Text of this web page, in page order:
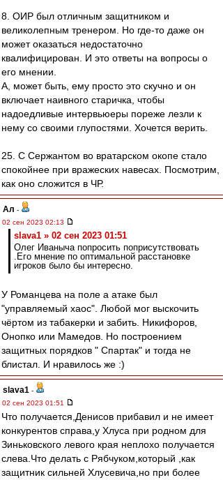
8. ОИР был отличным защитником и
великолепным тренером. Но где-то даже он
может оказаться недостаточно
квалифицирован. И это ответы на вопросы о
его мнении.
А, может быть, ему просто это скучно и он
включает наивного старичка, чтобы
надоедливые интервьюеры пореже лезли к
нему со своими глупостями. Хочется верить.
25. С Сержантом во вратарском окопе стало
спокойнее при вражеских навесах. Посмотрим,
как оно сложится в ЧР.
Ал -
02 сен 2023 02:13
slava1 » 02 сен 2023 01:51
Олег Иваныча попросить поприсутствовать
.Его мнение по оптимальной расстановке
игроков было бы интересно.
У Романцева на поле а атаке был
"управляемый хаос". Любой мог выскочить
чёртом из табакерки и забить. Никифоров,
Онопко или Мамедов. Но построением
защитных порядков " Спартак" и тогда не
блистал. И нравилось же :)
slava1 -
02 сен 2023 01:51
Что получается,Денисов прибавил и не имеет
конкурентов справа,у Хлуса при родном для
Зиньковского левого края неплохо получается
слева.Что делать с Рябчуком,который ,как
защитник сильней Хлусевича,но при более